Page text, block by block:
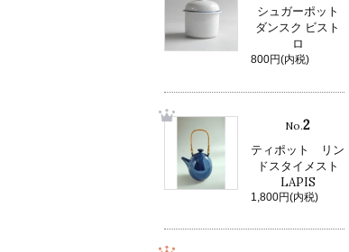
シュガーポット
ダンスク ビスト
ロ
800円(内税)
No.2
ティポット リン
ドスタイメスト
LAPIS
1,800円(内税)